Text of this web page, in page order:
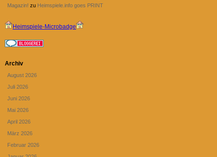
Magazin! zu Heimspiele.info goes PRINT
Heimspiele-Microbadge
Archiv
August 2026
Juli 2026
Juni 2026
Mai 2026
April 2026
März 2026
Februar 2026